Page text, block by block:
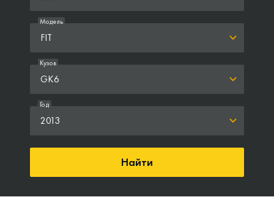
FIT
Модель
GK6
Кузов
2013
Год
Найти